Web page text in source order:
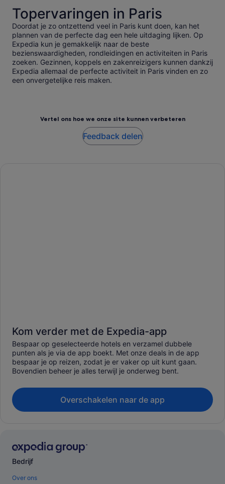
Topervaringen in Paris
Doordat je zo ontzettend veel in Paris kunt doen, kan het
plannen van de perfecte dag een hele uitdaging lijken. Op
Expedia kun je gemakkelijk naar de beste
bezienswaardigheden, rondleidingen en activiteiten in Paris
zoeken. Gezinnen, koppels en zakenreizigers kunnen dankzij
Expedia allemaal de perfecte activiteit in Paris vinden en zo
een onvergetelijke reis maken.
Vertel ons hoe we onze site kunnen verbeteren
Feedback delen
Kom verder met de Expedia-app
Bespaar op geselecteerde hotels en verzamel dubbele
punten als je via de app boekt. Met onze deals in de app
bespaar je op reizen, zodat je er vaker op uit kunt gaan.
Bovendien beheer je alles terwijl je onderweg bent.
Overschakelen naar de app
Bedrijf
Over ons